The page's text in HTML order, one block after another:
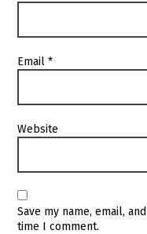
Email*
Website
Save my name, email,
time I comment.